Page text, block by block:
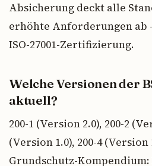
Absicherung deckt alle
erhöhte Anforderungen ab
ISO-27001-Zertifizierung.
Welche Versionen der
aktuell?
200-1 (Version 2.0), 200-2
(Version 1.0), 200-4 (Version
Grundschutz-Kompendium: